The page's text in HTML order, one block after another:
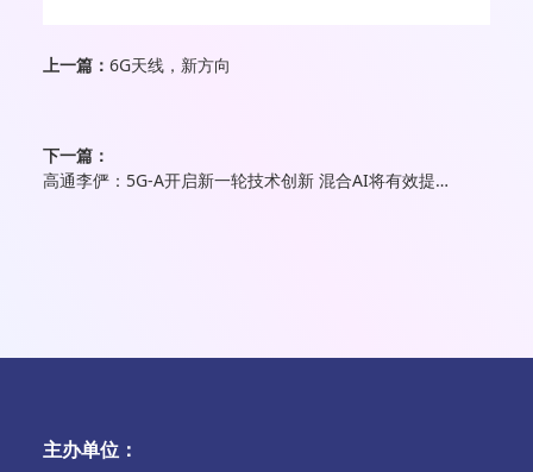
上一篇： 6G天线，新方向
下一篇：
高通李俨：5G-A开启新一轮技术创新 混合AI将有效提升用户体验
主办单位：